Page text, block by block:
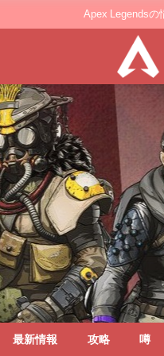
Apex Legendsの
最新情報 攻略 噂